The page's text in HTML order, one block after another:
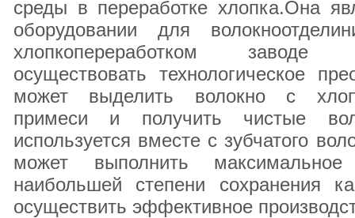
среды в переработке хлопка.Она
оборудовании для
хлопкопереработком заводе
осуществовать технологическое
может выделить волокно с
примеси и получить чистые
используется вместе с зубчатого
может выполнить
наибольшей степени сохранения
осуществить эффективное